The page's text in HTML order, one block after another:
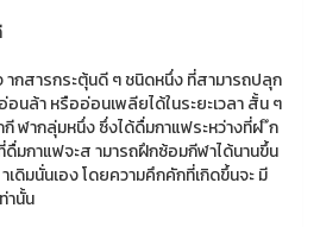
กสารกระตุ้นดี ๆ ชนิดหนึ่ง ที่สามารถปลุก
นล้า หรืออ่อนเพลียได้ในระยะเวลา สั้น ๆ
ฬากลุ่มหนึ่ง ซึ่งได้ดื่มกาแฟระหว่างที่ฝ ึก
มกาแฟจะส ามารถฝึกซ้อมกีฬาได้นานขึ้น
เดิมนั่นเอง โดยความคึกคักที่เกิดขึ้นจะ มี
านั้น